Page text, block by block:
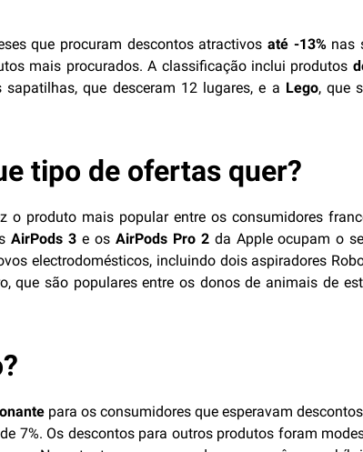
que procuram descontos atractivos até -13%nas
mais procurados. A classificação inclui produtos
que desceram 12 lugares, e a Lego, que
tipo de ofertas quer?
produto mais popular entre os consumidores
AirPods 3 e osAirPods Pro 2da Apple ocupam o
electrodomésticos, incluindo dois aspiradores
que são populares entre os donos de animais de
para os consumidores que esperavam
7%. Os descontos para outros produtos foram